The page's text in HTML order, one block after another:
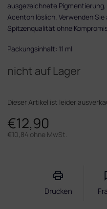
€12,90
€10,84 ohne MwSt.
nicht auf Lager
Dieser Artikel ist leider
ausgezeichnete
Acenton löslich. Verwenden Sie
Spitzenqualität ohne
Packungsinhalt: 11 ml
Drucken